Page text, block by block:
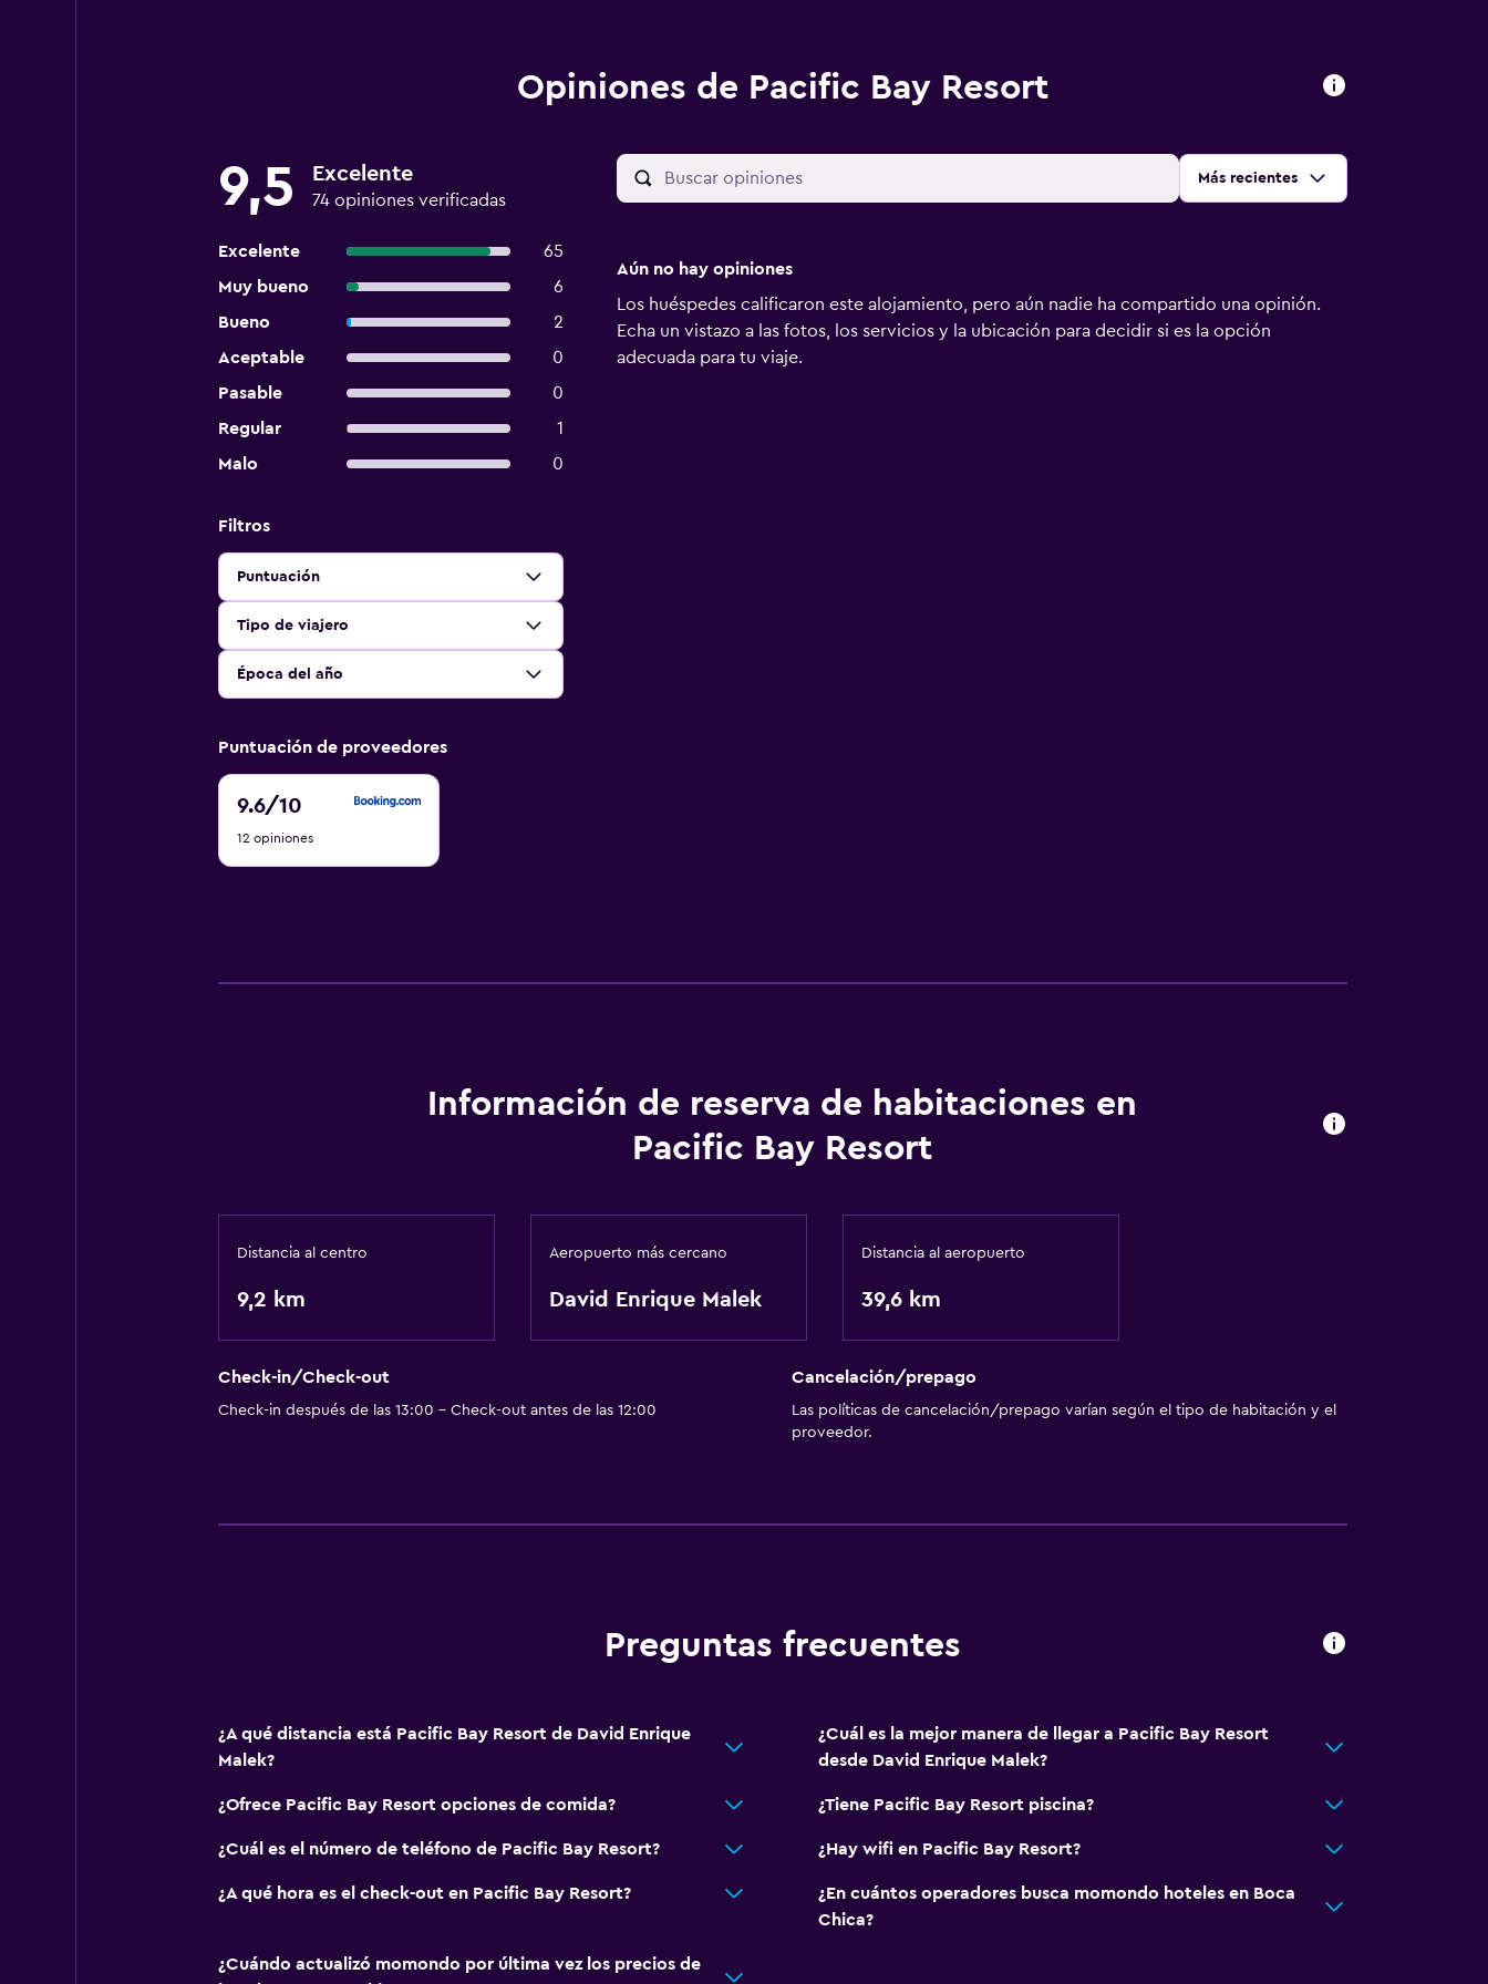
Opiniones de Pacific Bay Resort
9,5 Excelente
74 opiniones verificadas
Excelente
65
Muy bueno
6
Bueno
2
Aceptable
0
Pasable
0
Regular
1
Malo
0
Ordenar por:
Más recientes
Filtros
Puntuación
Tipo de viajero
Época del año
Puntuación de proveedores
9.6/10
9.6
10
12 opiniones
Aún no hay opiniones
Los huéspedes calificaron este alojamiento, pero aún nadie ha compartido una opinión.
Echa un vistazo a las fotos, los servicios y la ubicación para decidir si es la opción
adecuada para tu viaje.
Información de reserva de habitaciones en
Pacific Bay Resort
Distancia al centro
9,2 km
Aeropuerto más cercano
David Enrique Malek
Distancia al aeropuerto
39,6 km
Check-in/Check-out
Check-in después de las 13:00 - Check-out antes de las 12:00
Cancelación/prepago
Las políticas de cancelación/prepago varían según el tipo de habitación y el
proveedor.
Preguntas frecuentes
¿A qué distancia está Pacific Bay Resort de David Enrique
Malek?
¿Cuál es la mejor manera de llegar a Pacific Bay Resort
desde David Enrique Malek?
¿Ofrece Pacific Bay Resort opciones de comida? ¿Tiene Pacific Bay Resort piscina?
¿Cuál es el número de teléfono de Pacific Bay Resort? ¿Hay wifi en Pacific Bay Resort?
¿A qué hora es el check-out en Pacific Bay Resort?
¿En cuántos operadores busca momondo hoteles en Boca
Chica?
¿Cuándo actualizó momondo por última vez los precios de